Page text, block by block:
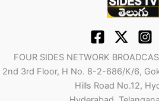
FOUR SIDES NETWORK
2nd 3rd Floor, H No. 8-2-686/K/6,
Hills Road No.12,